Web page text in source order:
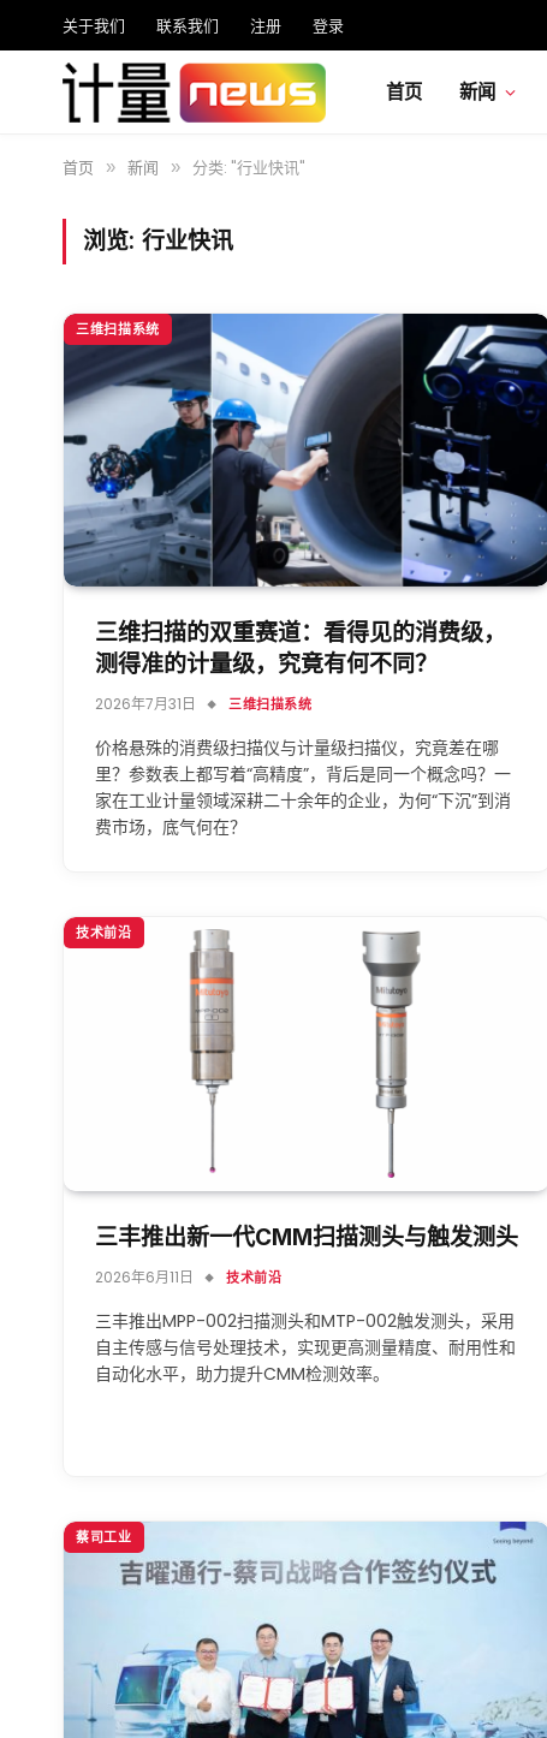
关于我们 联系我们 注册 登录
首页 新闻
首页 » 新闻 » 分类: "行业快讯"
浏览: 行业快讯
三维扫描系统
三维扫描的双重赛道：看得见的消费级，
测得准的计量级，究竟有何不同？
2026年7月31日 三维扫描系统
价格悬殊的消费级扫描仪与计量级扫描仪，究竟差在哪
里？参数表上都写着“高精度”，背后是同一个概念吗？一
家在工业计量领域深耕二十余年的企业，为何“下沉”到消
费市场，底气何在？
技术前沿
三丰推出新一代CMM扫描测头与触发测头
2026年6月11日 技术前沿
三丰推出MPP-002扫描测头和MTP-002触发测头，采用
自主传感与信号处理技术，实现更高测量精度、耐用性和
自动化水平，助力提升CMM检测效率。
蔡司工业